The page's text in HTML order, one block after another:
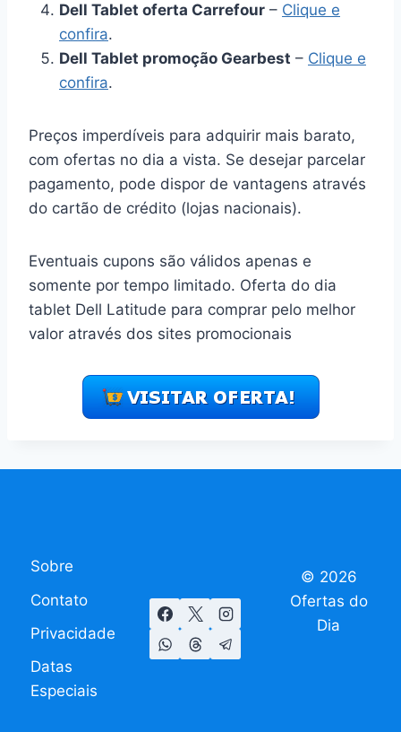
Dell Tablet oferta Carrefour – Clique e
confira.
Dell Tablet promoção Gearbest – Clique e
confira.
Preços imperdíveis para adquirir mais barato,
com ofertas no dia a vista. Se desejar parcelar
pagamento, pode dispor de vantagens através
do cartão de crédito (lojas nacionais).
Eventuais cupons são válidos apenas e
somente por tempo limitado. Oferta do dia
tablet Dell Latitude para comprar pelo melhor
valor através dos sites promocionais
Sobre
Contato
Privacidade
Datas
Especiais
© 2026
Ofertas do
Dia